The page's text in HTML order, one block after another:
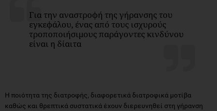
Για την αναστροφή της γήρανσης του
εγκεφάλου, ένας από τους ισχυρούς
τροποποιήσιμους παράγοντες κινδύνου
είναι η δίαιτα
Η ποιότητα της διατροφής, διαφορετικά διατροφικά μοτίβα
καθώς και θρεπτικά συστατικά έχουν διερευνηθεί στη γήρανση